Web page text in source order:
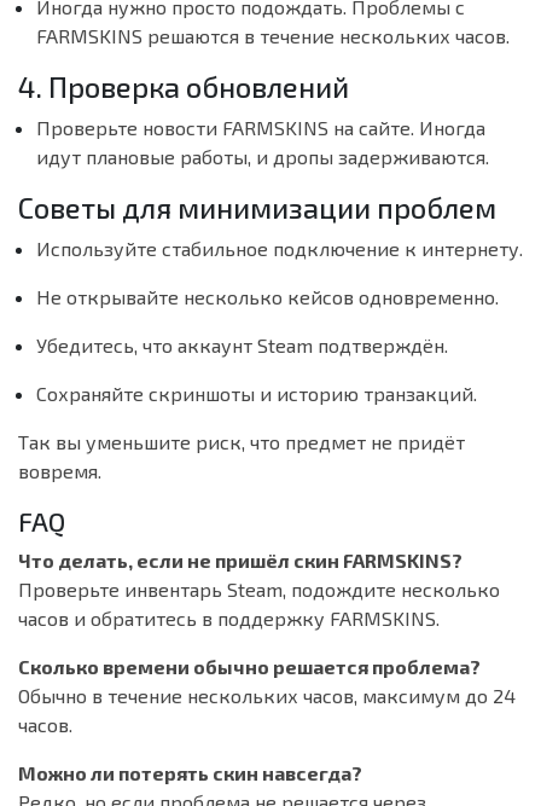
Иногда нужно просто подождать. Проблемы с
FARMSKINS решаются в течение нескольких часов.
4. Проверка обновлений
Проверьте новости FARMSKINS на сайте. Иногда
идут плановые работы, и дропы задерживаются.
Советы для минимизации проблем
Используйте стабильное подключение к интернету.
Не открывайте несколько кейсов одновременно.
Убедитесь, что аккаунт Steam подтверждён.
Сохраняйте скриншоты и историю транзакций.
Так вы уменьшите риск, что предмет не придёт
вовремя.
FAQ
Что делать, если не пришёл скин FARMSKINS?
Проверьте инвентарь Steam, подождите несколько
часов и обратитесь в поддержку FARMSKINS.
Сколько времени обычно решается проблема?
Обычно в течение нескольких часов, максимум до 24
часов.
Можно ли потерять скин навсегда?